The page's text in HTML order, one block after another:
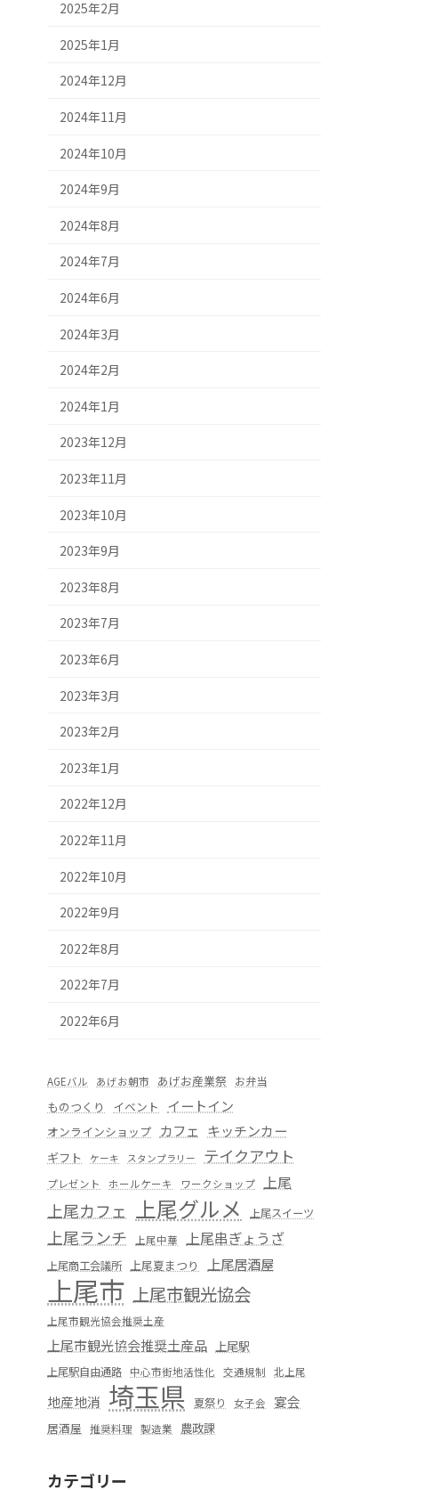
2025年2月
2025年1月
2024年12月
2024年11月
2024年10月
2024年9月
2024年8月
2024年7月
2024年6月
2024年3月
2024年2月
2024年1月
2023年12月
2023年11月
2023年10月
2023年9月
2023年8月
2023年7月
2023年6月
2023年3月
2023年2月
2023年1月
2022年12月
2022年11月
2022年10月
2022年9月
2022年8月
2022年7月
2022年6月
AGEバル あげお朝市 あげお産業祭 お弁当
ものつくり イベント イートイン
オンラインショップ カフェ キッチンカー
ギフト ケーキ スタンプラリー テイクアウト
プレゼント ホールケーキ ワークショップ 上尾
上尾カフェ 上尾グルメ 上尾スイーツ
上尾ランチ 上尾中華 上尾串ぎょうざ
上尾商工会議所 上尾夏まつり 上尾居酒屋
上尾市 上尾市観光協会
上尾市観光協会推奨土産
上尾市観光協会推奨土産品 上尾駅
上尾駅自由通路 中心市街地活性化 交通規制 北上尾
地産地消 埼玉県 夏祭り 女子会 宴会
居酒屋 推奨料理 製造業 農政課
カテゴリー